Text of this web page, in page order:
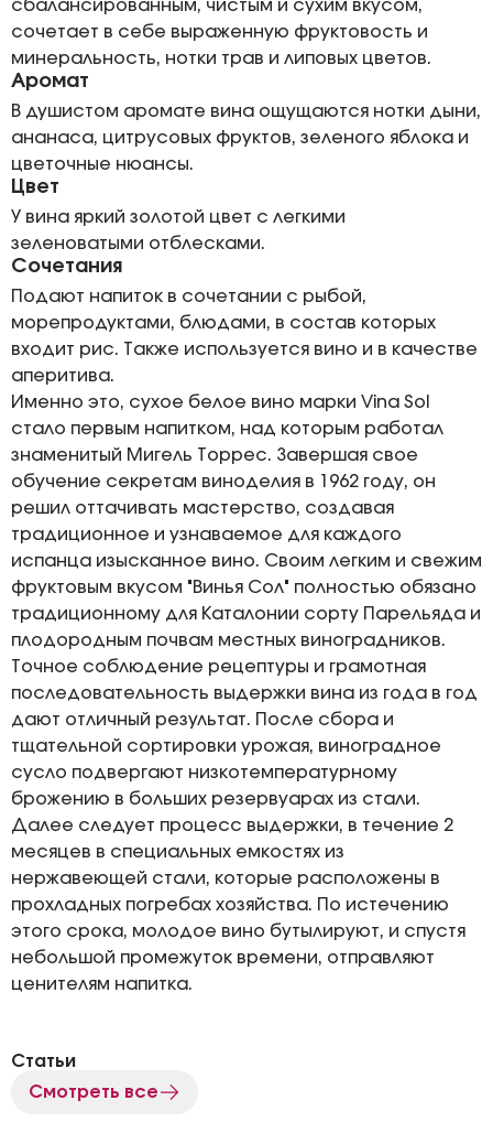
сбалансированным, чистым и сухим вкусом,
сочетает в себе выраженную фруктовость и
минеральность, нотки трав и липовых цветов.
Аромат
В душистом аромате вина ощущаются нотки дыни,
ананаса, цитрусовых фруктов, зеленого яблока и
цветочные нюансы.
Цвет
У вина яркий золотой цвет с легкими
зеленоватыми отблесками.
Сочетания
Подают напиток в сочетании с рыбой,
морепродуктами, блюдами, в состав которых
входит рис. Также используется вино и в качестве
аперитива.
Именно это, сухое белое вино марки Vina Sol
стало первым напитком, над которым работал
знаменитый Мигель Торрес. Завершая свое
обучение секретам виноделия в 1962 году, он
решил оттачивать мастерство, создавая
традиционное и узнаваемое для каждого
испанца изысканное вино. Своим легким и свежим
фруктовым вкусом "Винья Сол" полностью обязано
традиционному для Каталонии сорту Парельяда и
плодородным почвам местных виноградников.
Точное соблюдение рецептуры и грамотная
последовательность выдержки вина из года в год
дают отличный результат. После сбора и
тщательной сортировки урожая, виноградное
сусло подвергают низкотемпературному
брожению в больших резервуарах из стали.
Далее следует процесс выдержки, в течение 2
месяцев в специальных емкостях из
нержавеющей стали, которые расположены в
прохладных погребах хозяйства. По истечению
этого срока, молодое вино бутылируют, и спустя
небольшой промежуток времени, отправляют
ценителям напитка.
Статьи
Смотреть все